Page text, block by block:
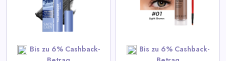
Bis zu 6% Cashback-
Bis zu 6% Cashback-
View All Sace Lady Deals
SHOP NOW